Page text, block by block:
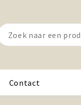
Contact